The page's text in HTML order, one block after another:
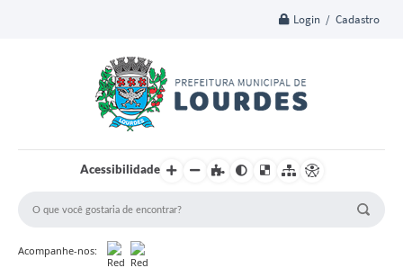
Login / Cadastro
Acessibilidade
Acompanhe-nos: